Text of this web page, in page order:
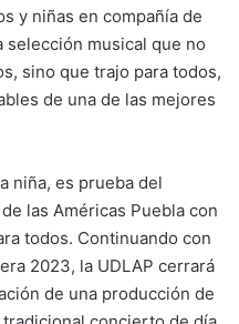
y niñas en compañía de
selección musical que no
sino que trajo para todos,
de una de las mejores
niña, es prueba del
las Américas Puebla con
todos. Continuando con
2023, la UDLAP cerrará
de una producción de